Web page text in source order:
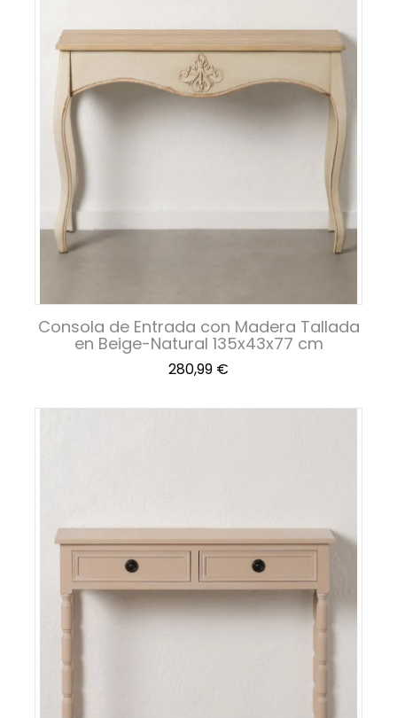
Consola de Entrada con Madera Tallada
en Beige-Natural 135x43x77 cm
Precio
280,99 €